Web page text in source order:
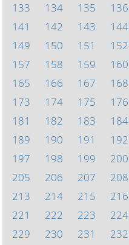
133
134 135 136
141
142 143 144
149
150 151 152
157
158 159 160
165
166 167 168
173
174 175 176
181
182 183 184
189
190 191 192
197
198 199 200
205
206 207 208
213
214 215 216
221
222 223 224
229
230 231 232